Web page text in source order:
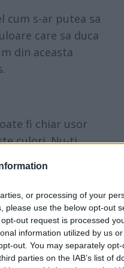
or processing of your
please use the below opt-out
out request is processed
information utilized by us
out. You may separately
parties on the IAB’s list of
cum s-ar putea sa
care sa duca
din aceasta
fi chiar usor
culori. Nu-ti
alb-negre
spre
si
incat sa
celelalte
in sine.